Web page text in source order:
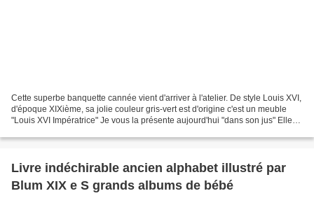
Cette superbe banquette cannée vient d'arriver à l'atelier. De style Louis XVI,
d'époque XIXième, sa jolie couleur gris-vert est d'origine c'est un meuble
"Louis XVI Impératrice" Je vous la présente aujourd'hui "dans son jus" Elle
Livre indéchirable ancien alphabet illustré par
Blum XIX e S grands albums de bébé